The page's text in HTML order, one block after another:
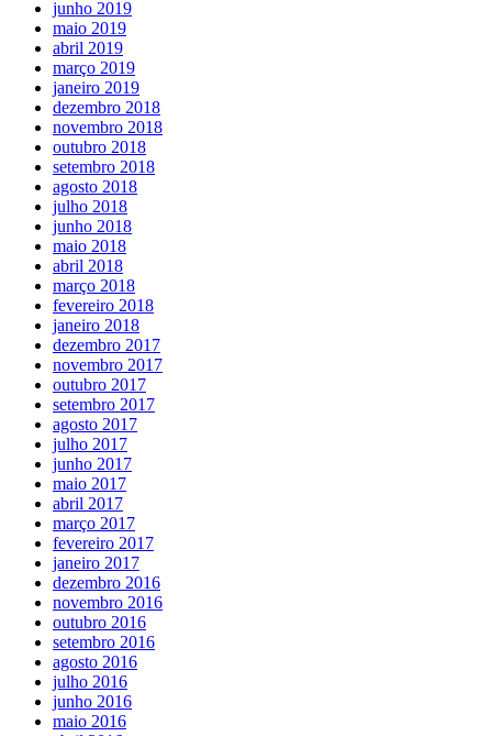
junho 2019
maio 2019
abril 2019
março 2019
janeiro 2019
dezembro 2018
novembro 2018
outubro 2018
setembro 2018
agosto 2018
julho 2018
junho 2018
maio 2018
abril 2018
março 2018
fevereiro 2018
janeiro 2018
dezembro 2017
novembro 2017
outubro 2017
setembro 2017
agosto 2017
julho 2017
junho 2017
maio 2017
abril 2017
março 2017
fevereiro 2017
janeiro 2017
dezembro 2016
novembro 2016
outubro 2016
setembro 2016
agosto 2016
julho 2016
junho 2016
maio 2016